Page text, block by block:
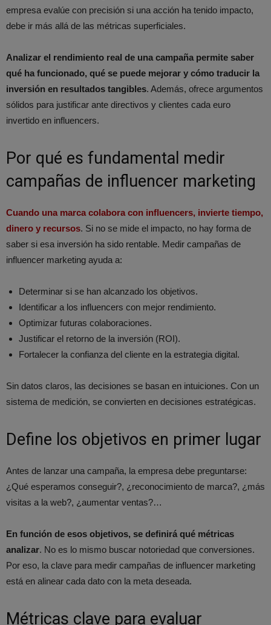
empresa evalúe con precisión si una acción ha tenido impacto,
debe ir más allá de las métricas superficiales.
Analizar el rendimiento real de una campaña permite saber
qué ha funcionado, qué se puede mejorar y cómo traducir la
inversión en resultados tangibles. Además, ofrece argumentos
sólidos para justificar ante directivos y clientes cada euro
invertido en influencers.
Por qué es fundamental medir
campañas de influencer marketing
Cuando una marca colabora con influencers, invierte tiempo,
dinero y recursos. Si no se mide el impacto, no hay forma de
saber si esa inversión ha sido rentable. Medir campañas de
influencer marketing ayuda a:
Determinar si se han alcanzado los objetivos.
Identificar a los influencers con mejor rendimiento.
Optimizar futuras colaboraciones.
Justificar el retorno de la inversión (ROI).
Fortalecer la confianza del cliente en la estrategia digital.
Sin datos claros, las decisiones se basan en intuiciones. Con un
sistema de medición, se convierten en decisiones estratégicas.
Define los objetivos en primer lugar
Antes de lanzar una campaña, la empresa debe preguntarse:
¿Qué esperamos conseguir?, ¿reconocimiento de marca?, ¿más
visitas a la web?, ¿aumentar ventas?…
En función de esos objetivos, se definirá qué métricas
analizar. No es lo mismo buscar notoriedad que conversiones.
Por eso, la clave para medir campañas de influencer marketing
está en alinear cada dato con la meta deseada.
Métricas clave para evaluar